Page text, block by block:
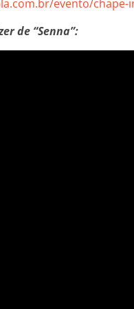
evento/chape-
de “Senna”: